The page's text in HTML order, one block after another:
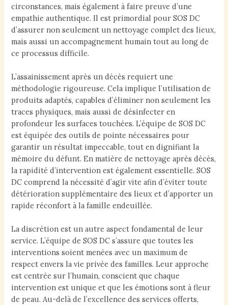
circonstances, mais également à faire preuve d’une
empathie authentique. Il est primordial pour SOS DC
d’assurer non seulement un nettoyage complet des lieux,
mais aussi un accompagnement humain tout au long de
ce processus difficile.
L’assainissement après un décès requiert une
méthodologie rigoureuse. Cela implique l’utilisation de
produits adaptés, capables d’éliminer non seulement les
traces physiques, mais aussi de désinfecter en
profondeur les surfaces touchées. L’équipe de SOS DC
est équipée des outils de pointe nécessaires pour
garantir un résultat impeccable, tout en dignifiant la
mémoire du défunt. En matière de nettoyage après décès,
la rapidité d’intervention est également essentielle. SOS
DC comprend la nécessité d’agir vite afin d’éviter toute
détérioration supplémentaire des lieux et d’apporter un
rapide réconfort à la famille endeuillée.
La discrétion est un autre aspect fondamental de leur
service. L’équipe de SOS DC s’assure que toutes les
interventions soient menées avec un maximum de
respect envers la vie privée des familles. Leur approche
est centrée sur l’humain, conscient que chaque
intervention est unique et que les émotions sont à fleur
de peau. Au-delà de l’excellence des services offerts,